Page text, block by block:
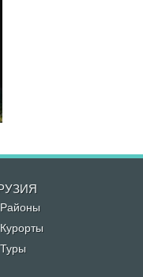
Районы
Курорты
Туры